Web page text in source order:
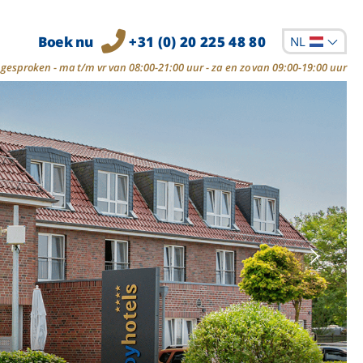
Boek nu +31 (0) 20 225 48 80 NL
- ma t/m vr van 08:00-21:00 uur - za en zo van 09:00-19:00 uur